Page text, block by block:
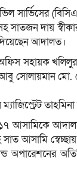
সার্ভিসের
দায়
আদালত।
সহায়ক খলিলুর
আবু সোলায়মান
ম্যাজিস্ট্রেট
আসামিকে
আসামি স্বেচ্ছায়
অপারেশনের